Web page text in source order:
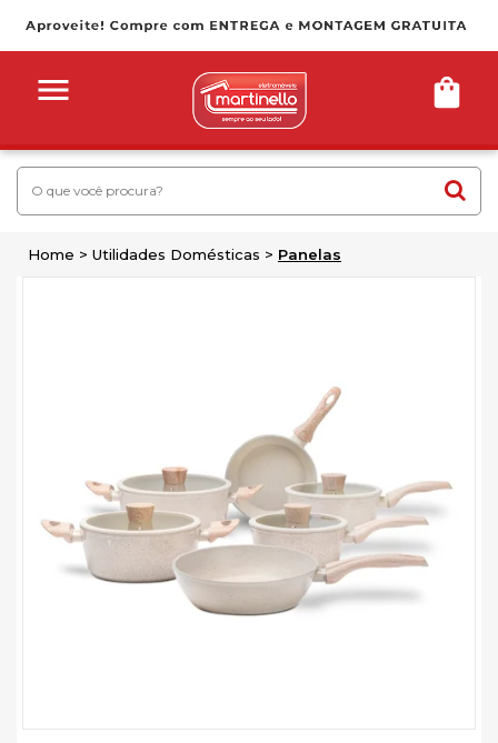
Home Utilidades Domésticas Panelas